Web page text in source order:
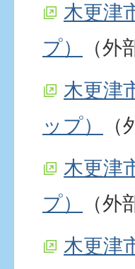
木更津
プ）
（外
木更津
ップ）
木更津
プ）
（外
木更津